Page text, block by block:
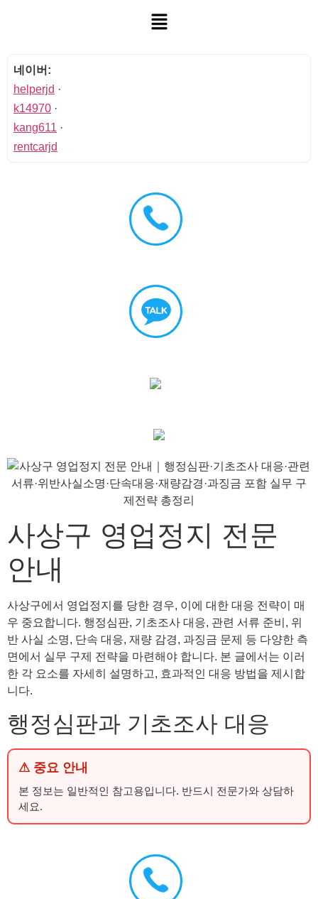
네이버:
helperjd ·
k14970 ·
kang611 ·
rentcarjd
사상구 영업정지 전문
안내
사상구에서 영업정지를 당한 경우, 이에 대한 대응 전략이 매
우 중요합니다. 행정심판, 기초조사 대응, 관련 서류 준비, 위
반 사실 소명, 단속 대응, 재량 감경, 과징금 문제 등 다양한 측
면에서 실무 구제 전략을 마련해야 합니다. 본 글에서는 이러
한 각 요소를 자세히 설명하고, 효과적인 대응 방법을 제시합
니다.
행정심판과 기초조사 대응
⚠ 중요 안내
본 정보는 일반적인 참고용입니다. 반드시 전문가와 상담하
세요.